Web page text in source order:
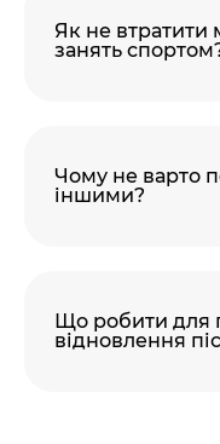
Як не втратити
занять
Чому не варто
іншими?
Що робити для
відновлення
О
Наше
творчість